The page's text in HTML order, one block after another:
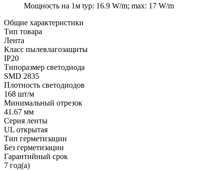
Мощность на 1м typ: 16.9 W/m; max: 17 W/m
Общие характеристики
Тип товара
Лента
Класс пылевлагозащиты
IP20
Типоразмер светодиода
SMD 2835
Плотность светодиодов
168 шт/м
Минимальный отрезок
41.67 мм
Серия ленты
UL открытая
Тип герметизации
Без герметизации
Гарантийный срок
7 год(а)